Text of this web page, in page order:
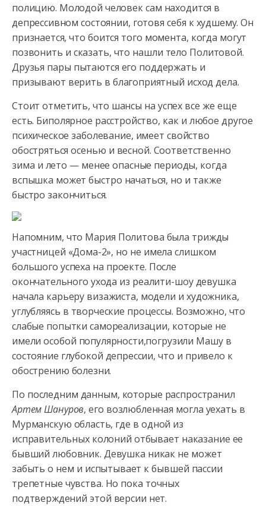
полицию. Молодой человек сам находится в
депрессивном состоянии, готовя себя к худшему. Он
признается, что боится того момента, когда могут
позвонить и сказать, что нашли тело Политовой.
Друзья пары пытаются его поддержать и
призывают верить в благоприятный исход дела.
Стоит отметить, что шансы на успех все же еще
есть. Биполярное расстройство, как и любое другое
психическое заболевание, имеет свойство
обостряться осенью и весной. Соответственно
зима и лето — менее опасные периоды, когда
вспышка может быстро начаться, но и также
быстро закончиться.
Напомним, что Мария Политова была трижды
участницей «Дома-2», но не имела слишком
большого успеха на проекте. После
окончательного ухода из реалити-шоу девушка
начала карьеру визажиста, модели и художника,
углубляясь в творческие процессы. Возможно, что
слабые попытки самореализации, которые не
имели особой популярности,погрузили Машу в
состояние глубокой депрессии, что и привело к
обострению болезни.
По последним данным, которые распространил
Артем Шануров, его возлюбленная могла уехать в
Мурманскую область, где в одной из
исправительных колоний отбывает наказание ее
бывший любовник. Девушка никак не может
забыть о нем и испытывает к бывшей пассии
трепетные чувства. Но пока точных
подтверждений этой версии нет.